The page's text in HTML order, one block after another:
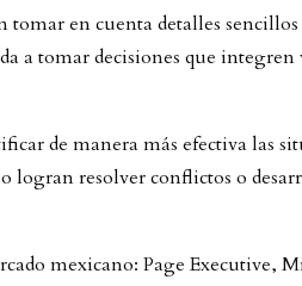
en cuenta detalles
a tomar decisiones que integren
de manera más efectiva las
logran resolver conflictos o
mexicano: Page Executive,